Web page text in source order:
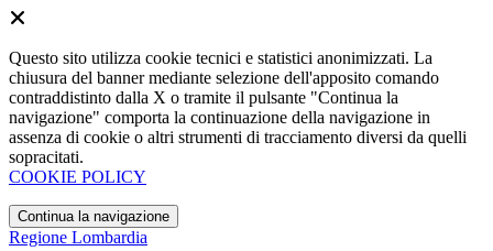
Questo sito utilizza cookie tecnici e statistici anonimizzati. La
chiusura del banner mediante selezione dell'apposito comando
contraddistinto dalla X o tramite il pulsante "Continua la
navigazione" comporta la continuazione della navigazione in
assenza di cookie o altri strumenti di tracciamento diversi da quelli
sopracitati.
COOKIE POLICY
Continua la navigazione
Regione Lombardia